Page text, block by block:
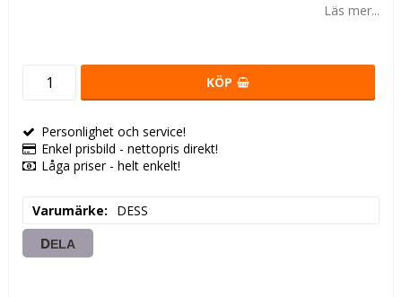
Läs mer...
KÖP
Personlighet och service!
Enkel prisbild - nettopris direkt!
Låga priser - helt enkelt!
Varumärke DESS
DELA